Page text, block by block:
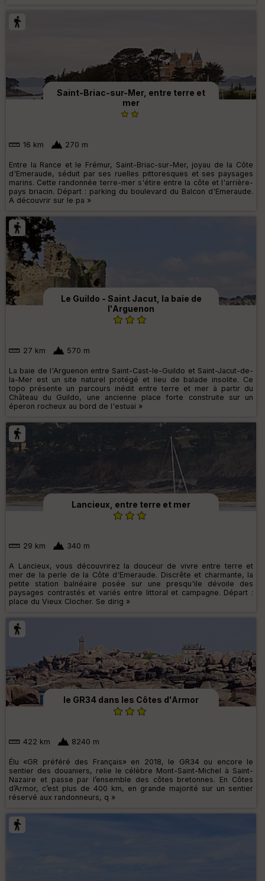
Saint-Briac-sur-Mer, entre terre et
mer
16 km 270 m
Entre la Rance et le Frémur, Saint-Briac-sur-Mer, joyau de la Côte
d'Emeraude, séduit par ses ruelles pittoresques et ses paysages
marins. Cette randonnée terre-mer s'étire entre la côte et l'arrière-
pays briacin. Départ : parking du boulevard du Balcon d'Emeraude.
A découvrir sur le pa »
Le Guildo - Saint Jacut, la baie de
l'Arguenon
27 km 570 m
La baie de l'Arguenon entre Saint-Cast-le-Guildo et Saint-Jacut-de-
la-Mer est un site naturel protégé et lieu de balade insolite. Ce
topo présente un parcours inédit entre terre et mer à partir du
Château du Guildo, une ancienne place forte construite sur un
éperon rocheux au bord de l'estuai »
Lancieux, entre terre et mer
29 km 340 m
A Lancieux, vous découvrirez la douceur de vivre entre terre et
mer de la perle de la Côte d'Emeraude. Discrête et charmante, la
petite station balnéaire posée sur une presqu'ile dévoile des
paysages contrastés et variés entre littoral et campagne. Départ :
place du Vieux Clocher. Se dirig »
le GR34 dans les Côtes d'Armor
422 km 8240 m
Élu «GR préféré des Français» en 2018, le GR34 ou encore le
sentier des douaniers, relie le célèbre Mont-Saint-Michel à Saint-
Nazaire et passe par l’ensemble des côtes bretonnes. En Côtes
d’Armor, c’est plus de 400 km, en grande majorité sur un sentier
réservé aux randonneurs, q »